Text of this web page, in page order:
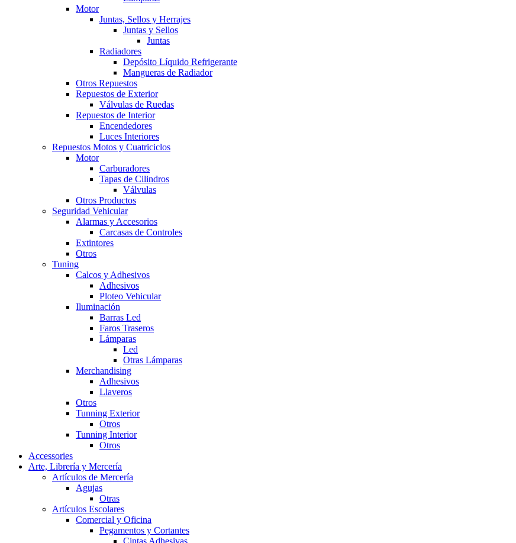
Motor
Juntas, Sellos y Herrajes
Juntas y Sellos
Juntas
Radiadores
Depósito Líquido Refrigerante
Mangueras de Radiador
Otros Repuestos
Repuestos de Exterior
Válvulas de Ruedas
Repuestos de Interior
Encendedores
Luces Interiores
Repuestos Motos y Cuatriciclos
Motor
Carburadores
Tapas de Cilindros
Válvulas
Otros Productos
Seguridad Vehicular
Alarmas y Accesorios
Carcasas de Controles
Extintores
Otros
Tuning
Calcos y Adhesivos
Adhesivos
Ploteo Vehicular
Iluminación
Barras Led
Faros Traseros
Lámparas
Led
Otras Lámparas
Merchandising
Adhesivos
Llaveros
Otros
Tunning Exterior
Otros
Tunning Interior
Otros
Accessories
Arte, Librería y Mercería
Artículos de Mercería
Agujas
Otras
Artículos Escolares
Comercial y Oficina
Pegamentos y Cortantes